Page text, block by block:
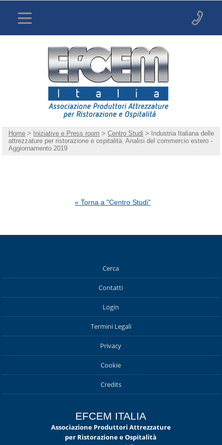
Home > Iniziative e Press room >Centro Studi > Industria Italiana delle
attrezzature per ristorazione e ospitalità. Analisi del commercio estero -
Aggiornamento 2019
« Torna a "Centro Studi"
Cerca
Contatti
Login
Termini Legali
Privacy
Cookie
Credits
EFCEM ITALIA
Associazione Produttori Attrezzature
per Ristorazione e Ospitalità